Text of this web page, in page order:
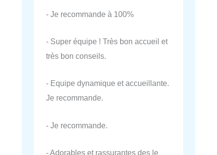
- Je recommande à 100%
- Super équipe ! Très bon accueil et
très bon conseils.
- Equipe dynamique et accueillante.
Je recommande.
- Je recommande.
- Adorables et rassurantes des le